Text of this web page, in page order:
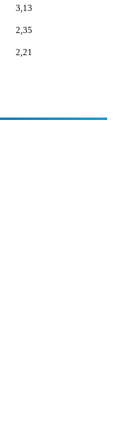
3,13
2,35
2,21